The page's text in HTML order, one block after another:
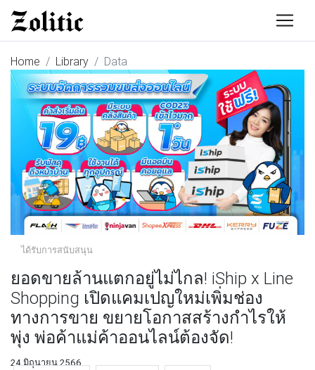
Home Library Data
ได้รับการสนับสนุน
ยอดขายล้านแตกอยู่ไม่ไกล! iShip x Line
Shopping เปิดแคมเปญใหม่เพิ่มช่อง
ทางการขาย ขยายโอกาสสร้างกำไรให้
พุ่ง พ่อค้าแม่ค้าออนไลน์ต้องจัด!
24 มิถุนายน 2566